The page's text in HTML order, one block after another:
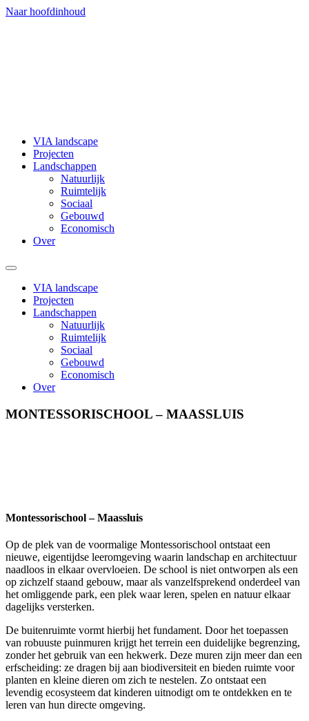
Naar hoofdinhoud
VIA landscape
Projecten
Landschappen
Natuurlijk
Ruimtelijk
Sociaal
Gebouwd
Economisch
Over
VIA landscape
Projecten
Landschappen
Natuurlijk
Ruimtelijk
Sociaal
Gebouwd
Economisch
Over
MONTESSORISCHOOL – MAASSLUIS
Montessorischool – Maassluis
Op de plek van de voormalige Montessorischool ontstaat een
nieuwe, eigentijdse leeromgeving waarin landschap en architectuur
naadloos in elkaar overvloeien. De school is niet ontworpen als een
op zichzelf staand gebouw, maar als vanzelfsprekend onderdeel van
het omliggende park, een plek waar leren, spelen en natuur elkaar
dagelijks versterken.
De buitenruimte vormt hierbij het fundament. Door het toepassen
van robuuste puinmuren krijgt het terrein een duidelijke begrenzing,
zonder het gebruik van een hekwerk. Deze muren zijn meer dan een
erfscheiding: ze dragen bij aan biodiversiteit en bieden ruimte voor
planten en kleine dieren om zich te nestelen. Zo ontstaat een
levendig ecosysteem dat kinderen uitnodigt om te ontdekken en te
leren van hun directe omgeving.